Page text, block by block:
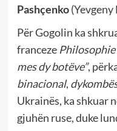
Pashçenko
Për Gogolin ka
francezePhilosophie
mes dy botëve”,
binacional,
Ukrainës, ka shkuar
gjuhën ruse, duke